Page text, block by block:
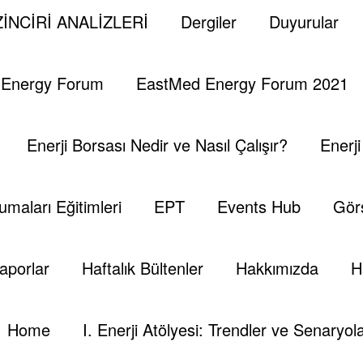
ANALİZLERİ Dergiler Duyurular
Forum EastMed Energy Forum 2021
Enerji Borsası Nedir ve Nasıl Çalışır?
Eğitimleri EPT Events Hub
Haftalık Bültenler Hakkımızda
Home I. Enerji Atölyesi: Trendler ve
bu yana hala popülerliğini korumakta ve
günümüzde var olan Türk Devletleri tarafından
yer alacak devletler ve ilgili akraba
alanlardan bir tanesi olan enerjinin önemi
gelişmelere etkisi ve mevcut Türk Devletlerinin
olduğu Türk Enerji Birliği Araştırmaları